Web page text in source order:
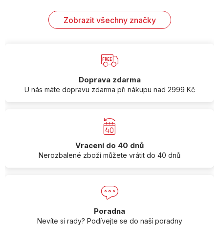
Zobrazit všechny značky
Doprava zdarma
U nás máte dopravu zdarma při nákupu nad 2999 Kč
Vracení do 40 dnů
Nerozbalené zboží můžete vrátit do 40 dnů
Poradna
Nevíte si rady? Podívejte se do naší poradny